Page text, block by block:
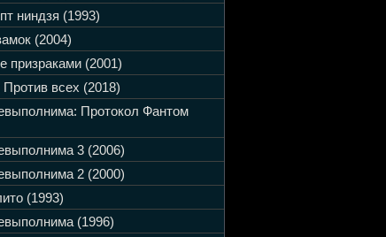
ниндзя (1993)
(2004)
призраками (2001)
всех (2018)
Протокол Фантом
3 (2006)
2 (2000)
(1993)
(1996)